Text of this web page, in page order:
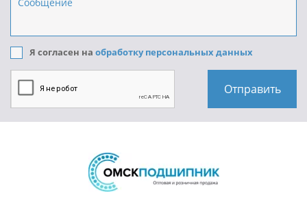
Я согласен на обработку персональных данных